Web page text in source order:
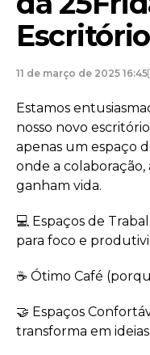
11 de março de 2025 16:45
Estamos
nosso novo
apenas um espaço
onde a colaboração,
ganham vida.
💻 Espaços de
para foco e
☕ Ótimo Café
🤝 Espaços
transforma em